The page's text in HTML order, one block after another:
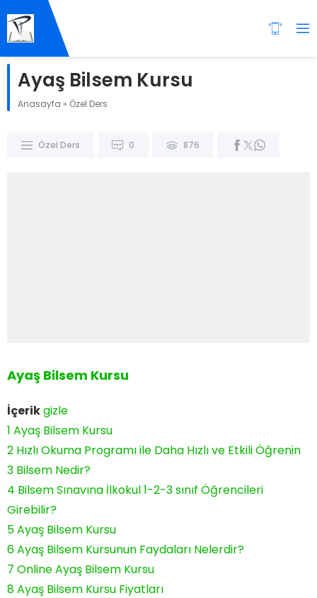
Ayaş Bilsem Kursu
Anasayfa » Özel Ders
Özel Ders 0 876
Ayaş Bilsem Kursu
İçerikgizle
1 Ayaş Bilsem Kursu
2 Hızlı Okuma Programı ile Daha Hızlı ve Etkili Öğrenin
3 Bilsem Nedir?
4 Bilsem Sınavına İlkokul 1-2-3 sınıf Öğrencileri
Girebilir?
5Ayaş Bilsem Kursu
6Ayaş Bilsem Kursunun Faydaları Nelerdir?
7 Online Ayaş Bilsem Kursu
8Ayaş Bilsem Kursu Fiyatları